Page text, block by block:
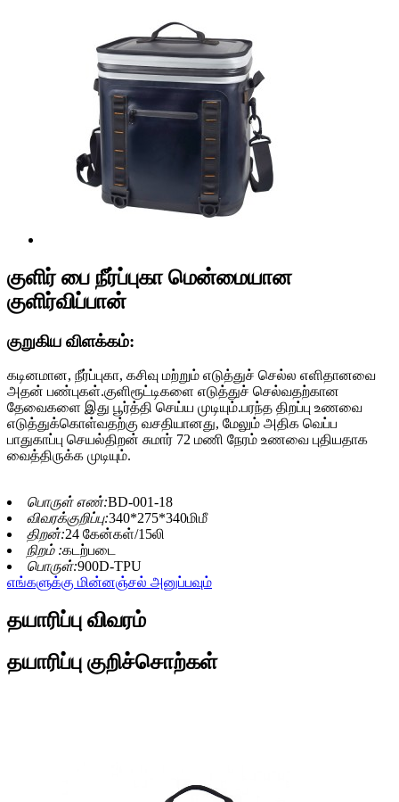
குளிர் பை நீர்ப்புகா மென்மையான
குளிர்விப்பான்
குறுகிய விளக்கம்:
கடினமான, நீர்ப்புகா, கசிவு மற்றும் எடுத்துச் செல்ல எளிதானவை
அதன் பண்புகள்.குளிரூட்டிகளை எடுத்துச் செல்வதற்கான
தேவைகளை இது பூர்த்தி செய்ய முடியும்.பரந்த திறப்பு உணவை
எடுத்துக்கொள்வதற்கு வசதியானது, மேலும் அதிக வெப்ப
பாதுகாப்பு செயல்திறன் சுமார் 72 மணி நேரம் உணவை புதியதாக
வைத்திருக்க முடியும்.
பொருள் எண்:BD-001-18
விவரக்குறிப்பு:340*275*340மிமீ
திறன்:24 கேன்கள்/15லி
நிறம் :கடற்படை
பொருள்:900D-TPU
எங்களுக்கு மின்னஞ்சல் அனுப்பவும்
தயாரிப்பு விவரம்
தயாரிப்பு குறிச்சொற்கள்